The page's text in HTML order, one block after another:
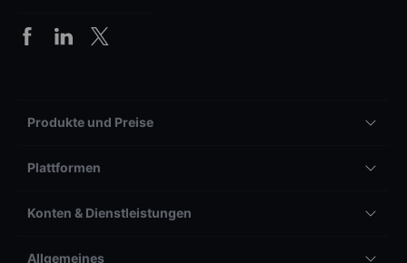
Produkte und Preise
Plattformen
Konten & Dienstleistungen
Allgemeines